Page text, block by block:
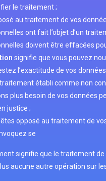
le traitement ;
au traitement de vos
ont fait l’objet d’un
doivent être effacées
signifie que vous pouvez
l’exactitude de vos
traitement établi comme non
plus besoin de vos
justice ;
êtes opposé au traitement de
se
signifie que le traitement
aucune autre opération sur